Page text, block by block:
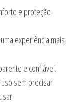
e proteção
experiência mais
e confiável.
sem precisar